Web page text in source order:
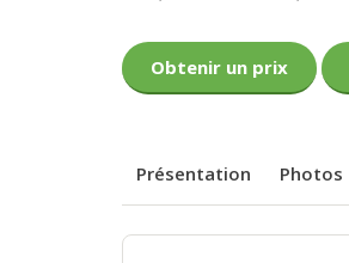
Obtenir un prix
Présentation Photos